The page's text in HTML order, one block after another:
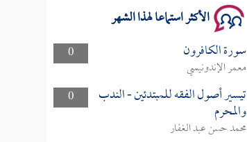
الأكثر استماعا لهذا الشهر
0 سورة الكافرون
معمر الإندونيسي
0
تيسير أصول الفقه للمبتدئين - الندب
والمحرم
محمد حسن عبد الغفار